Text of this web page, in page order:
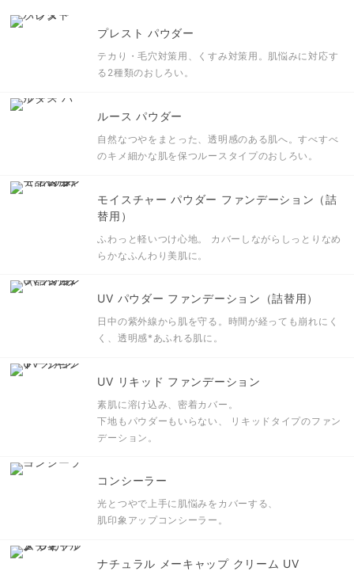
プレスト パウダー
テカり・毛穴対策用、くすみ対策用。肌悩みに対応す
る2種類のおしろい。
ルース パウダー
自然なつやをまとった、透明感のある肌へ。すべすべ
のキメ細かな肌を保つルースタイプのおしろい。
モイスチャー パウダー ファンデーション（詰
替用）
ふわっと軽いつけ心地。
カバーしながらしっとりなめ
らかなふんわり美肌に。
UV パウダー ファンデーション（詰替用）
日中の紫外線から肌を守る。 時間が経っても崩れにく
く、透明感*あふれる肌に。
UV リキッド ファンデーション
素肌に溶け込み、密着カバー。
下地もパウダーもいらない、 リキッドタイプのファン
デーション。
コンシーラー
光とつやで上手に肌悩みをカバーする、
肌印象アップコンシーラー。
ナチュラル メーキャップ クリーム UV